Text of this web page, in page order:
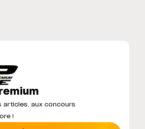
articles, aux concours
!